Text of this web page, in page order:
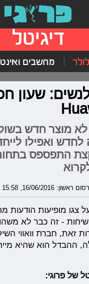
דיגיטל
מחשבים
שעון
לא מוצר חדש
לחדש ואפילו
התפספס
ראשון: 16/06/2016, 15:58
צגו מופיעות הודעות
שיחות - זה כבר לא
זאת, חברת וואווי
ההבדל הוא שהיא
של פרוגי: